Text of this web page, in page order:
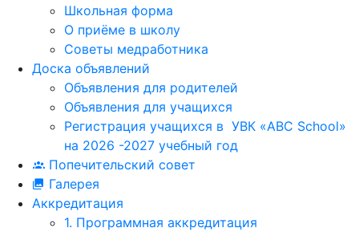
Школьная форма
О приёме в школу
Советы медработника
Доска объявлений
Объявления для родителей
Объявления для учащихся
Регистрация учащихся в УВК «ABC School»
на 2026 -2027 учебный год
Попечительский совет
Галерея
Аккредитация
1. Программная аккредитация